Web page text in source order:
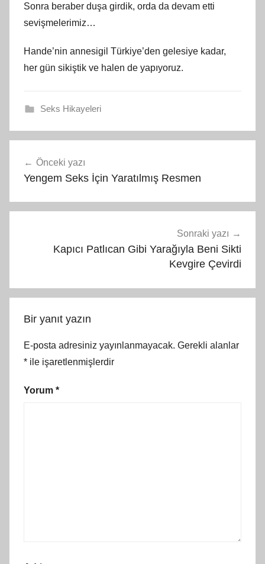
Sonra beraber duşa girdik, orda da devam etti
sevişmelerimiz…
Hande’nin annesigil Türkiye’den gelesiye kadar,
her gün sikiştik ve halen de yapıyoruz.
Seks Hikayeleri
gezinmesi
Önceki yazı
Yengem Seks İçin Yaratılmış Resmen
Sonraki yazı
Kapıcı Patlıcan Gibi Yarağıyla Beni Sikti
Kevgire Çevirdi
Bir yanıt yazın
E-posta adresiniz yayınlanmayacak. Gerekli alanlar
* ile işaretlenmişlerdir
Yorum *